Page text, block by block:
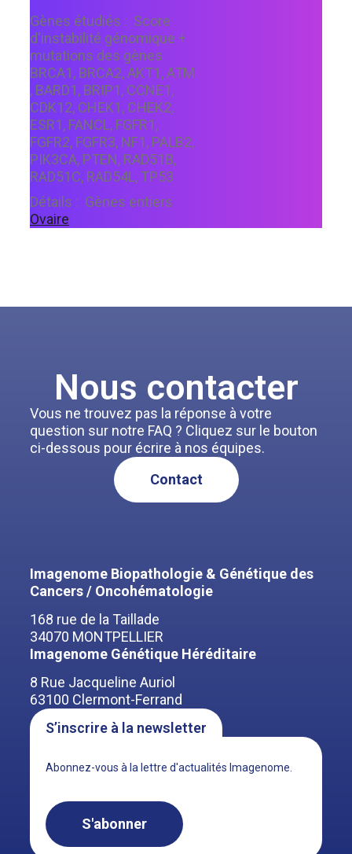
Gènes étudiés : Score
d'instabilité génomique +
mutations des gènes
BRCA1, BRCA2, AKT1, ATM
, BARD1, BRIP1, CCNE1,
CDK12, CHEK1, CHEK2,
ESR1, FANCL, FGFR1,
FGFR2, FGFR3, NF1, PALB2,
PIK3CA, PTEN, RAD51B,
RAD51C, RAD54L, TP53
Détails : Gènes entiers
Ovaire
Nous contacter
Vous ne trouvez pas la réponse à votre
question sur notre FAQ ? Cliquez sur le bouton
ci-dessous pour écrire à nos équipes.
Contact
Imagenome Biopathologie & Génétique des
Cancers / Oncohématologie
168 rue de la Taillade
34070 MONTPELLIER
Imagenome Génétique Héréditaire
8 Rue Jacqueline Auriol
63100 Clermont-Ferrand
S’inscrire à la newsletter
Abonnez-vous à la lettre d'actualités Imagenome.
S'abonner